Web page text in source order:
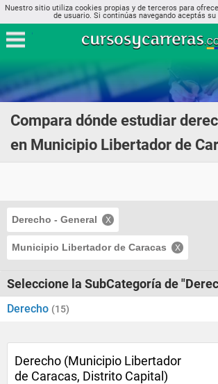
Nuestro sitio utiliza cookies propias y de terceros para
de usuario. Si continúas navegando aceptás su
Compara dónde estudiar
en Municipio Libertador de
Derecho - General
Municipio Libertador de Caracas
Seleccione la SubCategoría de
Derecho (15)
Derecho (Municipio Libertador
de Caracas, Distrito Capital)